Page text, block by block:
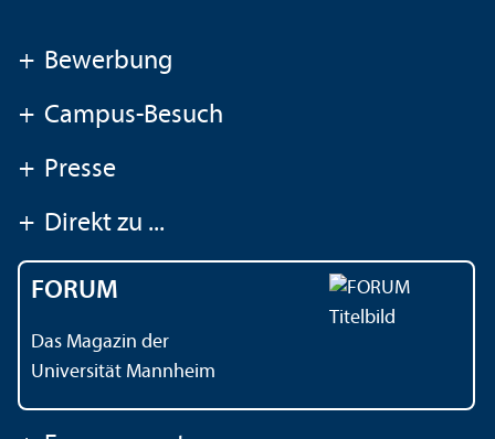
+ Bewerbung
+ Campus-Besuch
+ Presse
+ Direkt zu ...
FORUM
Das Magazin der
Universität Mannheim